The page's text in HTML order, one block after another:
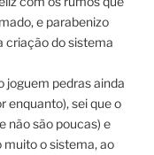
e parabenizo
criação do sistema
joguem pedras ainda
enquanto), sei que o
não são poucas) e
o sistema, ao